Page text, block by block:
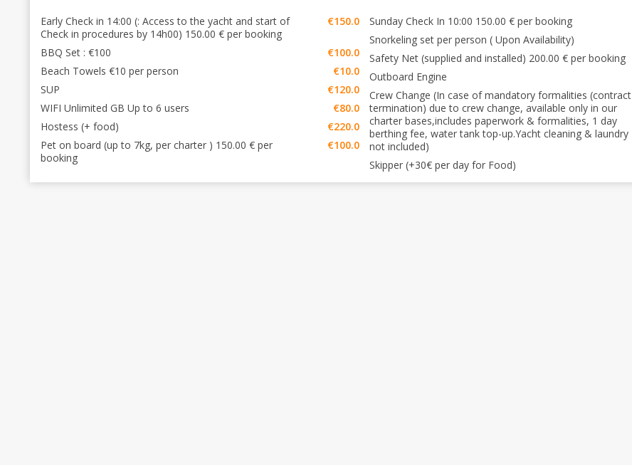
Early Check in 14:00 (: Access to the yacht and start of
Check in procedures by 14h00) 150.00 € per booking
€150.0
BBQ Set : €100
€100.0
Beach Towels €10 per person
€10.0
SUP
€120.0
WIFI Unlimited GB Up to 6 users
€80.0
Hostess (+ food)
€220.0
Pet on board (up to 7kg, per charter ) 150.00 € per
booking
€100.0
Sunday Check In 10:00 150.00 € per booking
Snorkeling set per person ( Upon Availability)
Safety Net (supplied and installed) 200.00 € per booking
Outboard Engine
Crew Change (In case of mandatory formalities (contract
termination) due to crew change, available only in our
charter bases,includes paperwork & formalities, 1 day
berthing fee, water tank top-up.Yacht cleaning & laundry
not included)
Skipper (+30€ per day for Food)